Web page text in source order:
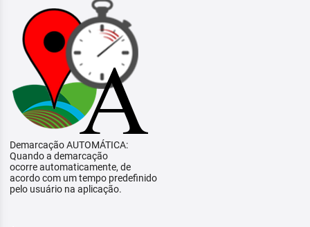
Demarcação AUTOMÁTICA:
Quando a demarcação
ocorre automaticamente, de
acordo com um tempo predefinido
pelo usuário na aplicação.